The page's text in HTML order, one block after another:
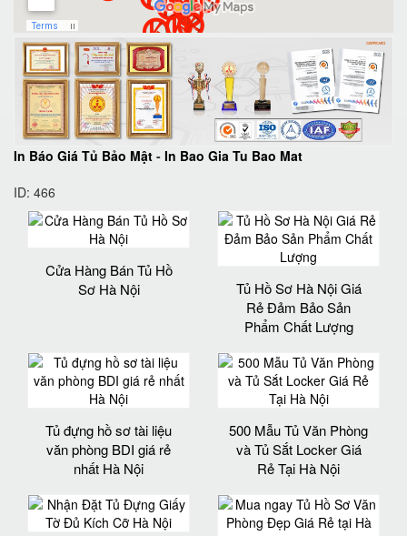
In Báo Giá Tủ Bảo Mật - In Bao Gia Tu Bao Mat
ID: 466
Cửa Hàng Bán Tủ Hồ
Sơ Hà Nội
Tủ Hồ Sơ Hà Nội Giá
Rẻ Đảm Bảo Sản
Phẩm Chất Lượng‎
Tủ đựng hồ sơ tài liệu
văn phòng BDI giá rẻ
nhất Hà Nội
500 Mẫu Tủ Văn Phòng
và Tủ Sắt Locker Giá
Rẻ Tại Hà Nội